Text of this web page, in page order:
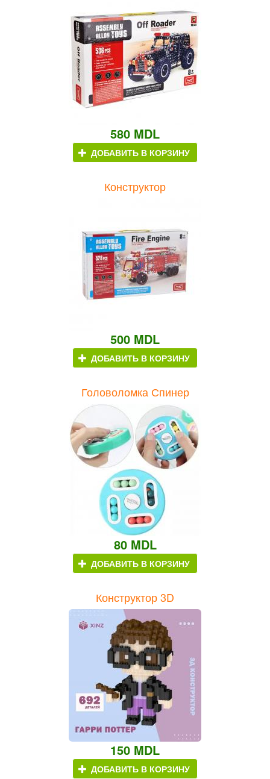
580 MDL
ДОБАВИТЬ В КОРЗИНУ
Конструктор
500 MDL
ДОБАВИТЬ В КОРЗИНУ
Головоломка Спинер
80 MDL
ДОБАВИТЬ В КОРЗИНУ
Конструктор 3D
150 MDL
ДОБАВИТЬ В КОРЗИНУ